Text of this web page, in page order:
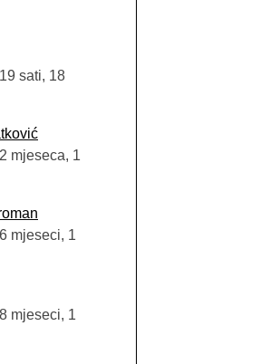
sati, 18
mjeseca, 1
mjeseci, 1
mjeseci, 1